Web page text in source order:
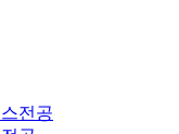
전공